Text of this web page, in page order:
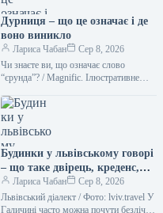
Дурниця – що це означає і де
воно виникло
Лариса Чабан
Сер 8, 2026
Чи знаєте ви, що означає слово
“єрунда”? / Magnific. Ілюстративне
виявляється цікавішою за його
сучасне…
Будинки у львівському говорі
– що таке двірець, креденс,
кнайпа
Лариса Чабан
Сер 8, 2026
Львівський діалект / Фото: lviv.travel У
Галичині часто можна почути безліч